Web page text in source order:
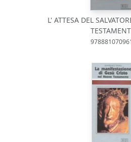
L' ATTESA DEL